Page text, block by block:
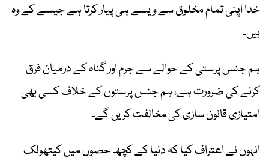
خدا اپنی تمام مخلوق سے ویسے ہی پیار کرتا ہے جیسے کے وہ
ہیں۔
ہم جنس پرستی کے حوالے سے جرم اور گناہ کے درمیان فرق
کرنے کی ضرورت ہے، ہم جنس پرستوں کے خلاف کسی بھی
امتیازی قانون سازی کی مخالفت کریں گے۔
انہوں نے اعتراف کیا کہ دنیا کے کچھ حصوں میں کیتھولک